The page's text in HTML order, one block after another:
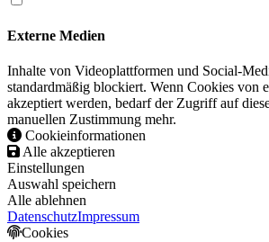
Externe Medien
Inhalte von Videoplattformen und Social-
standardmäßig blockiert. Wenn Cookies von
akzeptiert werden, bedarf der Zugriff auf
manuellen Zustimmung mehr.
Cookieinformationen
Alle akzeptieren
Einstellungen
Auswahl speichern
Alle ablehnen
DatenschutzImpressum
Cookies